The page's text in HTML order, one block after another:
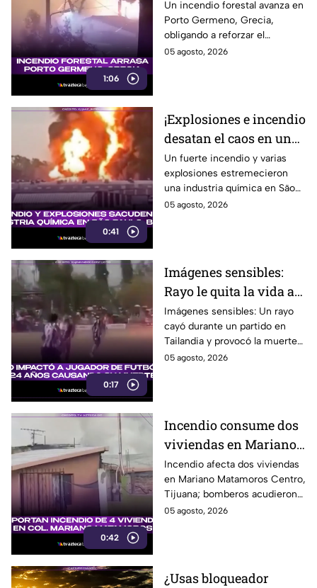
1:06
arrasa una zona de
Grecia
Un incendio forestal avanza en
Porto Germeno, Grecia,
obligando a reforzar el
combate contra las llamas y
05 agosto, 2026
0:41
¡Explosiones e incendio
desatan el caos en una
industria química de
Brasil!
Un fuerte incendio y varias
explosiones estremecieron
una industria química en São
Paulo, Brasil, provocando una
05 agosto, 2026
0:17
Imágenes sensibles:
Rayo le quita la vida a
futbolista en pleno
partido
Imágenes sensibles: Un rayo
cayó durante un partido en
Tailandia y provocó la muerte
del futbolista Safwan Awae, de
05 agosto, 2026
0:42
Incendio consume dos
viviendas en Mariano
Matamoros Centro;
moviliza a cuerpos de
emergencia en Tijuana
Incendio afecta dos viviendas
en Mariano Matamoros Centro,
Tijuana; bomberos acudieron
para atender la emergencia
05 agosto, 2026
¿Usas bloqueador